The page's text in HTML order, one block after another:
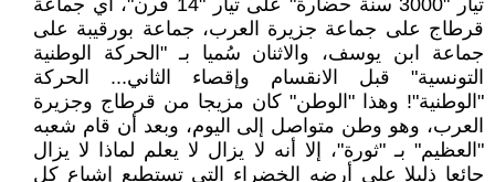
تيار "3000 سنة حضارة" على تيار "14 قرن"، أي جماعة
قرطاج على جماعة جزيرة العرب، جماعة بورقيبة على
جماعة ابن يوسف، والاثنان سُميا بـ "الحركة الوطنية
التونسية" قبل الانقسام وإقصاء الثاني... الحركة
"الوطنية"! وهذا "الوطن" كان مزيجا من قرطاج وجزيرة
العرب، وهو وطن متواصل إلى اليوم، وبعد أن قام شعبه
"العظيم" بـ "ثورة"، إلا أنه لا يزال لا يعلم لماذا لا يزال
جائعا ذليلا على أرضه الخضراء التي تستطيع إشباع كل